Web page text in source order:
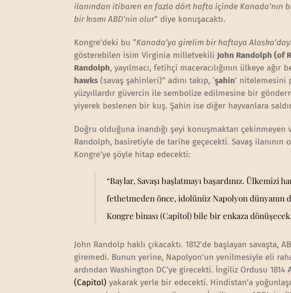
ilanından itibaren en fazla dört hafta içinde Kanada’nın
bir kısmı ABD’nin olur” diye konuşacaktı.
Kongre’deki bu “Kanada’ya girelim bir haftaya
gösterebilen isim Virginia milletvekili John Randolph (of
Randolph, yayılmacı, fetihçi maceracılığının ülkeye
hawks (savaş şahinleri)” adını takıp, ‘şahin’ nitelemesini
yüzyıllardır güvercin ile sembolize edilmesine bir
yiyerek beslenen bir kuş. Şahin ise diğer hayvanlara
Doğru olduğuna inandığı şeyi konuşmaktan
Randolph, basiretiyle de tarihe geçecekti. Savaş ilanının
Kongre’ye şöyle hitap edecekti:
“Baylar, Savaşı başlatmayı başardınız. Ülkemizi
fethetmeden önce, idolünüz Napolyon dünyanın
Kongre binası (Capitol) bile bir enkaza
John Randolp haklı çıkacaktı. 1812’de başlayan savaşta,
giremedi. Bunun yerine, Napolyon’un yenilmesiyle eli
ardından Washington DC’ye girecekti. İngiliz Ordusu 1814
(Capitol) yakarak yerle bir edecekti. Hindistan’a